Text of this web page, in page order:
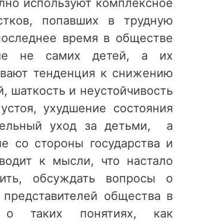
попавших в трудную
время в обществе
не самих детей, а их
тенденция к снижению
шаткость и неустойчивость
ухудшение состояния
уход за детьми, а
со стороны государства и
к мысли, что настало
обсуждать вопросы о
общества в
о таких понятиях, как